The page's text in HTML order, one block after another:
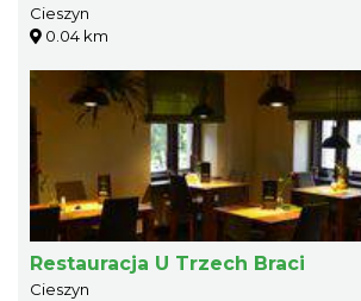
Cieszyn
0.04 km
Restauracja U Trzech Braci
Cieszyn